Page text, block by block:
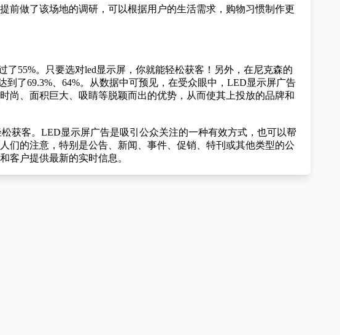
前做了该场地的调研，可以根据用户的生活需求，购物习惯制作更
55%。只要选对led显示屏，你就能轻松获客！另外，在尼克森的
了69.3%、64%。从数据中可预见，在受众眼中，LED显示屏广告
尚、面积巨大、吸睛等脱颖而出的优势，从而使其上投放的品牌和
获客。LED显示屏广告是吸引公众关注的一种有效方式，也可以帮
们的注意，特别是公告、新闻、事件、促销、特刊或其他类型的公
客户提供最新的实时信息。